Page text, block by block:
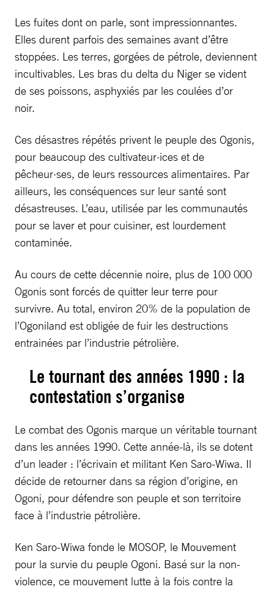
Les fuites dont on parle, sont impressionnantes.
Elles durent parfois des semaines avant d’être
stoppées. Les terres, gorgées de pétrole, deviennent
incultivables. Les bras du delta du Niger se vident
de ses poissons, asphyxiés par les coulées d’or
noir.
Ces désastres répétés privent le peuple des Ogonis,
pour beaucoup des cultivateur·ices et de
pêcheur·ses, de leurs ressources alimentaires. Par
ailleurs, les conséquences sur leur santé sont
désastreuses. L’eau, utilisée par les communautés
pour se laver et pour cuisiner, est lourdement
contaminée.
Au cours de cette décennie noire, plus de 100 000
Ogonis sont forcés de quitter leur terre pour
survivre. Au total, environ 20% de la population de
l’Ogoniland est obligée de fuir les destructions
entrainées par l’industrie pétrolière.
Le tournant des années 1990 : la
contestation s’organise
Le combat des Ogonis marque un véritable tournant
dans les années 1990. Cette année-là, ils se dotent
d’un leader : l’écrivain et militant Ken Saro-Wiwa. Il
décide de retourner dans sa région d’origine, en
Ogoni, pour défendre son peuple et son territoire
face à l’industrie pétrolière.
Ken Saro-Wiwa fonde le MOSOP, le Mouvement
pour la survie du peuple Ogoni. Basé sur la non-
violence, ce mouvement lutte à la fois contre la